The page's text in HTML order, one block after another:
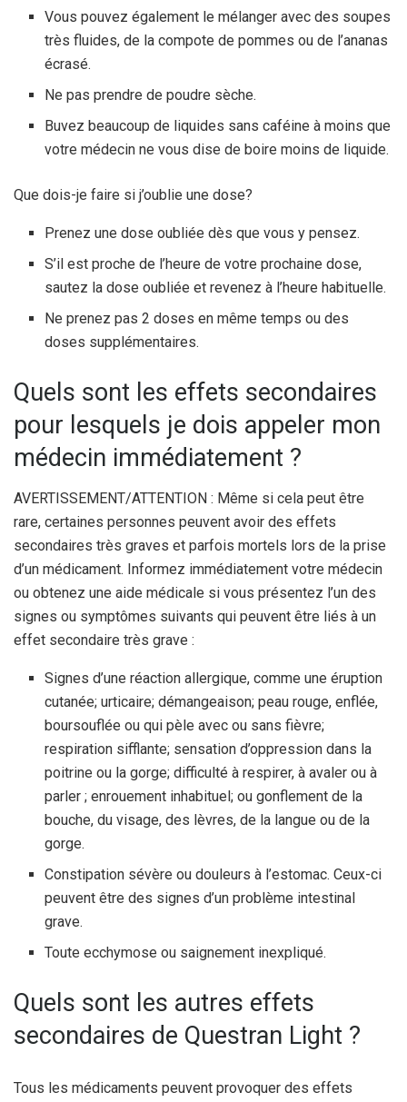
Vous pouvez également le mélanger avec des soupes
très fluides, de la compote de pommes ou de l’ananas
écrasé.
Ne pas prendre de poudre sèche.
Buvez beaucoup de liquides sans caféine à moins que
votre médecin ne vous dise de boire moins de liquide.
Que dois-je faire si j’oublie une dose?
Prenez une dose oubliée dès que vous y pensez.
S’il est proche de l’heure de votre prochaine dose,
sautez la dose oubliée et revenez à l’heure habituelle.
Ne prenez pas 2 doses en même temps ou des
doses supplémentaires.
Quels sont les effets secondaires
pour lesquels je dois appeler mon
médecin immédiatement ?
AVERTISSEMENT/ATTENTION : Même si cela peut être
rare, certaines personnes peuvent avoir des effets
secondaires très graves et parfois mortels lors de la prise
d’un médicament. Informez immédiatement votre médecin
ou obtenez une aide médicale si vous présentez l’un des
signes ou symptômes suivants qui peuvent être liés à un
effet secondaire très grave :
Signes d’une réaction allergique, comme une éruption
cutanée; urticaire; démangeaison; peau rouge, enflée,
boursouflée ou qui pèle avec ou sans fièvre;
respiration sifflante; sensation d’oppression dans la
poitrine ou la gorge; difficulté à respirer, à avaler ou à
parler ; enrouement inhabituel; ou gonflement de la
bouche, du visage, des lèvres, de la langue ou de la
gorge.
Constipation sévère ou douleurs à l’estomac. Ceux-ci
peuvent être des signes d’un problème intestinal
grave.
Toute ecchymose ou saignement inexpliqué.
Quels sont les autres effets
secondaires de Questran Light ?
Tous les médicaments peuvent provoquer des effets